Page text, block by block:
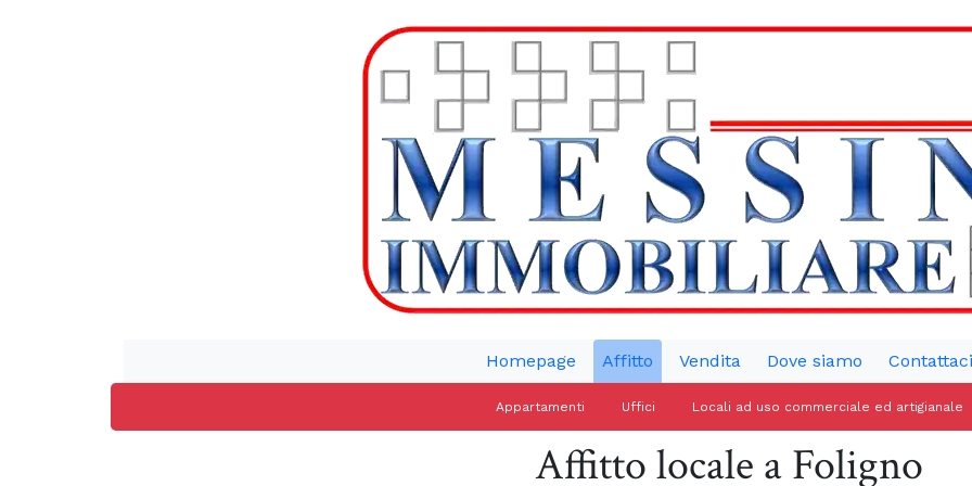
Homepage Affitto Vendita Dove siamo Contattaci
Appartamenti Uffici Locali ad uso commerciale ed artigianale
Affitto locale a Foligno